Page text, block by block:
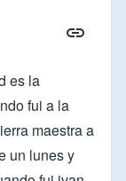
es la
fui a la
maestra a
un lunes y